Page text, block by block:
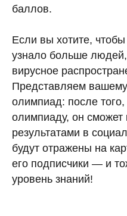
баллов.
Если вы хотите,
узнало больше
вирусное
Представляем
олимпиад: после
олимпиаду, он сможет
результатами в
будут отражены на
его подписчики — и
уровень знаний!